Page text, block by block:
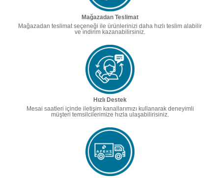
Mağazadan Teslimat
Mağazadan teslimat seçeneği ile ürünlerinizi daha hızlı teslim alabilir
ve indirim kazanabilirsiniz.
Hızlı Destek
Mesai saatleri içinde iletişim kanallarımızı kullanarak deneyimli
müşteri temsilcilerimize hızla ulaşabilirisiniz.